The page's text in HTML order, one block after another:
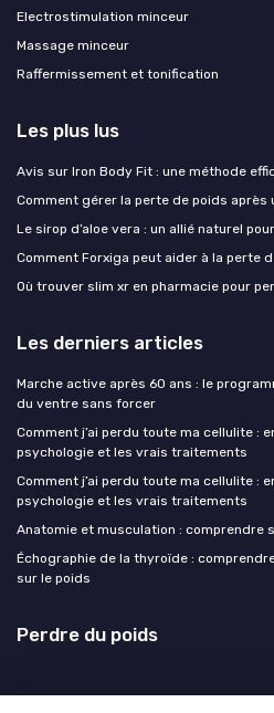
Electrostimulation minceur
Massage minceur
Raffermissement et tonification
Les plus lus
Avis sur Iron Body Fit : une méthode
Comment gérer la perte de poids après
Le sirop d’aloe vera : un allié naturel
Comment Forxiga peut aider à la perte
Où trouver slim xr en pharmacie pour
Les derniers articles
Marche active après 60 ans : le
du ventre sans forcer
Comment j’ai perdu toute ma cellulite :
psychologie et les vrais traitements
Comment j’ai perdu toute ma cellulite :
psychologie et les vrais traitements
Anatomie et musculation : comprendre
Échographie de la thyroïde :
sur le poids
Perdre du poids